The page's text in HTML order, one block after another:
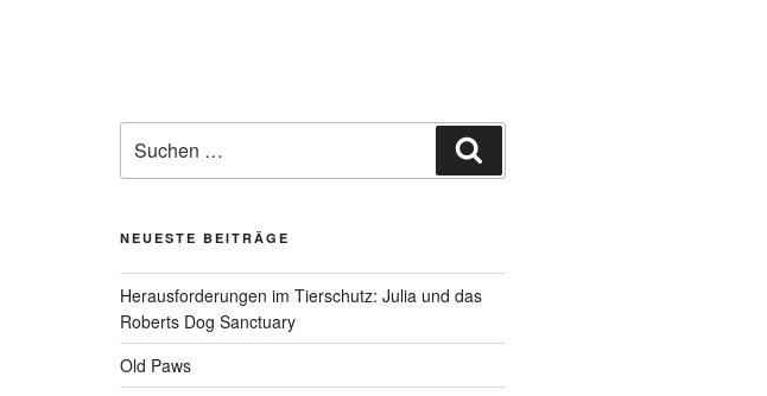
nach:
NEUESTE BEITRÄGE
Herausforderungen im Tierschutz: Julia und das
Roberts Dog Sanctuary
Old Paws